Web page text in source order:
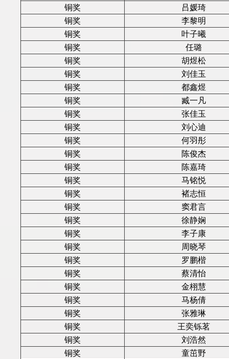
铜奖
吕媛琦
铜奖
李黎明
铜奖
叶子曦
铜奖
任璐
铜奖
胡煜松
铜奖
刘佳玉
铜奖
都鑫煜
铜奖
臧一凡
铜奖
张佳玉
铜奖
刘心迪
铜奖
何羽彤
铜奖
陈俊杰
铜奖
陈嘉琦
铜奖
马铭悦
铜奖
褚志恒
铜奖
窦君言
铜奖
徐静娴
铜奖
李子康
铜奖
周晓琴
铜奖
罗鹏楷
铜奖
蔡清怡
铜奖
金栩慧
铜奖
马杨倩
铜奖
张雅琳
铜奖
王奕铄茗
铜奖
刘浩然
铜奖
童茁野